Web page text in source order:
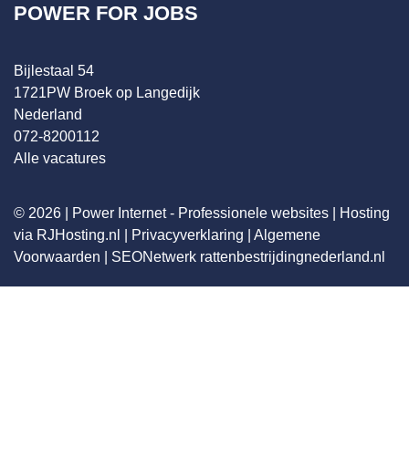
POWER FOR JOBS
Bijlestaal 54
1721PW Broek op Langedijk
Nederland
072-8200112
Alle vacatures
© 2026 | Power Internet - Professionele websites
Hosting
via RJHosting.nl
Privacyverklaring
Algemene
Voorwaarden
SEONetwerk rattenbestrijdingnederland.nl